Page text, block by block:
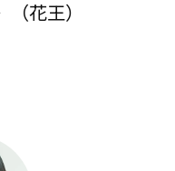
花王）